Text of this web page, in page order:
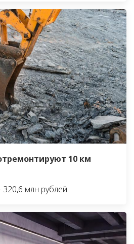
10 км
млн рублей